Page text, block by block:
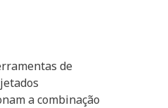
de
a combinação